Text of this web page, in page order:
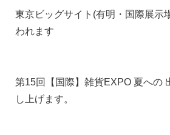
東京ビッグサイト(有明・国際展示
われます
第15回【国際】雑貨EXPO 夏への
し上げます。